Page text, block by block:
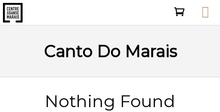
Canto Do Marais
Nothing Found